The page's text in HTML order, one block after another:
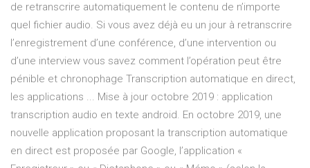
de retranscrire automatiquement le contenu de n’importe
quel fichier audio. Si vous avez déjà eu un jour à retranscrire
l’enregistrement d’une conférence, d’une intervention ou
d’une interview vous savez comment l’opération peut être
pénible et chronophage Transcription automatique en direct,
les applications ... Mise à jour octobre 2019 : application
transcription audio en texte android. En octobre 2019, une
nouvelle application proposant la transcription automatique
en direct est proposée par Google, l’application «